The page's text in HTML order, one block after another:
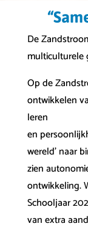
De
multiculturele
Op de
ontwikkelen
leren
en
wereld’ naar
zien
ontwikkeling.
Schooljaar
van extra